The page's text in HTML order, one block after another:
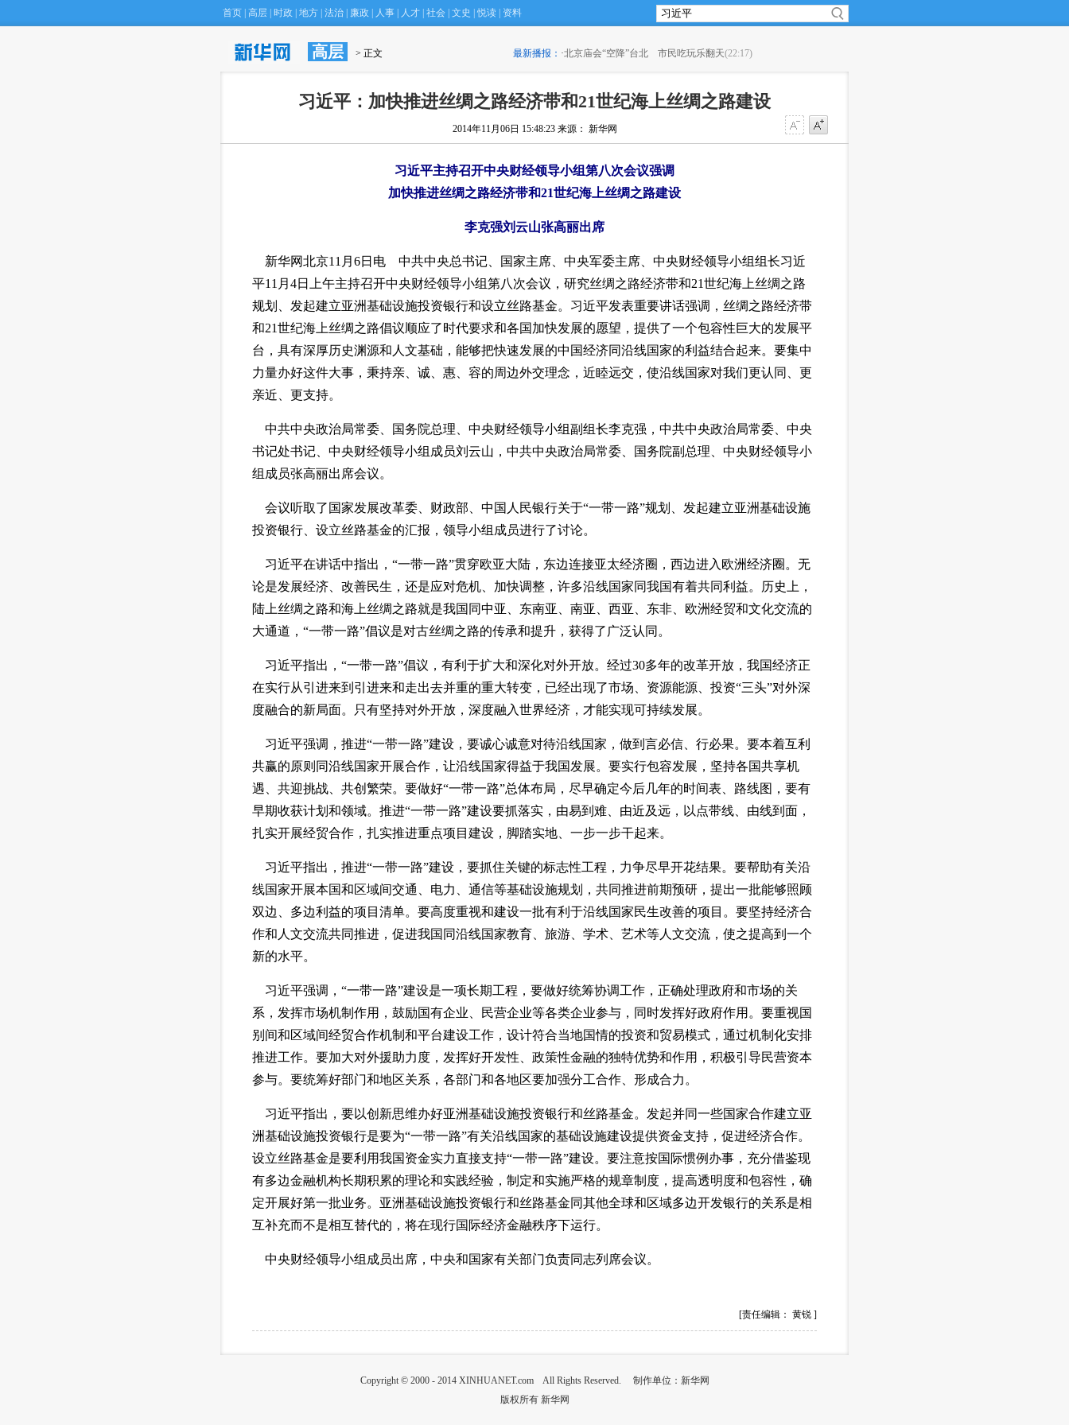
首页 高层 时政 地方 法治 廉政 人事 人才 社会 文史 悦读 资料
高层 > 正文 最新播报： ·北京庙会“空降”台北 市民吃玩乐翻天(22:17)
习近平：加快推进丝绸之路经济带和21世纪海上丝绸之路建设
2014年11月06日 15:48:23 来源： 新华网
习近平主持召开中央财经领导小组第八次会议强调
加快推进丝绸之路经济带和21世纪海上丝绸之路建设
李克强刘云山张高丽出席
新华网北京11月6日电 中共中央总书记、国家主席、中央军委主席、中央财经领导小组组长习近
平11月4日上午主持召开中央财经领导小组第八次会议，研究丝绸之路经济带和21世纪海上丝绸之路
规划、发起建立亚洲基础设施投资银行和设立丝路基金。习近平发表重要讲话强调，丝绸之路经济带
和21世纪海上丝绸之路倡议顺应了时代要求和各国加快发展的愿望，提供了一个包容性巨大的发展平
台，具有深厚历史渊源和人文基础，能够把快速发展的中国经济同沿线国家的利益结合起来。要集中
力量办好这件大事，秉持亲、诚、惠、容的周边外交理念，近睦远交，使沿线国家对我们更认同、更
亲近、更支持。
中共中央政治局常委、国务院总理、中央财经领导小组副组长李克强，中共中央政治局常委、中央
书记处书记、中央财经领导小组成员刘云山，中共中央政治局常委、国务院副总理、中央财经领导小
组成员张高丽出席会议。
会议听取了国家发展改革委、财政部、中国人民银行关于“一带一路”规划、发起建立亚洲基础设施
投资银行、设立丝路基金的汇报，领导小组成员进行了讨论。
习近平在讲话中指出，“一带一路”贯穿欧亚大陆，东边连接亚太经济圈，西边进入欧洲经济圈。无
论是发展经济、改善民生，还是应对危机、加快调整，许多沿线国家同我国有着共同利益。历史上，
陆上丝绸之路和海上丝绸之路就是我国同中亚、东南亚、南亚、西亚、东非、欧洲经贸和文化交流的
大通道，“一带一路”倡议是对古丝绸之路的传承和提升，获得了广泛认同。
习近平指出，“一带一路”倡议，有利于扩大和深化对外开放。经过30多年的改革开放，我国经济正
在实行从引进来到引进来和走出去并重的重大转变，已经出现了市场、资源能源、投资“三头”对外深
度融合的新局面。只有坚持对外开放，深度融入世界经济，才能实现可持续发展。
习近平强调，推进“一带一路”建设，要诚心诚意对待沿线国家，做到言必信、行必果。要本着互利
共赢的原则同沿线国家开展合作，让沿线国家得益于我国发展。要实行包容发展，坚持各国共享机
遇、共迎挑战、共创繁荣。要做好“一带一路”总体布局，尽早确定今后几年的时间表、路线图，要有
早期收获计划和领域。推进“一带一路”建设要抓落实，由易到难、由近及远，以点带线、由线到面，
扎实开展经贸合作，扎实推进重点项目建设，脚踏实地、一步一步干起来。
习近平指出，推进“一带一路”建设，要抓住关键的标志性工程，力争尽早开花结果。要帮助有关沿
线国家开展本国和区域间交通、电力、通信等基础设施规划，共同推进前期预研，提出一批能够照顾
双边、多边利益的项目清单。要高度重视和建设一批有利于沿线国家民生改善的项目。要坚持经济合
作和人文交流共同推进，促进我国同沿线国家教育、旅游、学术、艺术等人文交流，使之提高到一个
新的水平。
习近平强调，“一带一路”建设是一项长期工程，要做好统筹协调工作，正确处理政府和市场的关
系，发挥市场机制作用，鼓励国有企业、民营企业等各类企业参与，同时发挥好政府作用。要重视国
别间和区域间经贸合作机制和平台建设工作，设计符合当地国情的投资和贸易模式，通过机制化安排
推进工作。要加大对外援助力度，发挥好开发性、政策性金融的独特优势和作用，积极引导民营资本
参与。要统筹好部门和地区关系，各部门和各地区要加强分工合作、形成合力。
习近平指出，要以创新思维办好亚洲基础设施投资银行和丝路基金。发起并同一些国家合作建立亚
洲基础设施投资银行是要为“一带一路”有关沿线国家的基础设施建设提供资金支持，促进经济合作。
设立丝路基金是要利用我国资金实力直接支持“一带一路”建设。要注意按国际惯例办事，充分借鉴现
有多边金融机构长期积累的理论和实践经验，制定和实施严格的规章制度，提高透明度和包容性，确
定开展好第一批业务。亚洲基础设施投资银行和丝路基金同其他全球和区域多边开发银行的关系是相
互补充而不是相互替代的，将在现行国际经济金融秩序下运行。
中央财经领导小组成员出席，中央和国家有关部门负责同志列席会议。
[责任编辑： 黄锐 ]
Copyright © 2000 - 2014 XINHUANET.com All Rights Reserved. 制作单位：新华网
版权所有 新华网